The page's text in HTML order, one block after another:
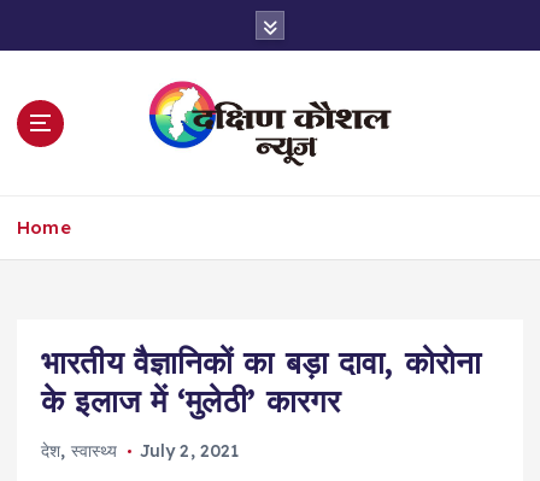
t
Home
भारतीय वैज्ञानिकों का बड़ा दावा, कोरोना
के इलाज में ‘मुलेठी’ कारगर
देश, स्वास्थ्य July 2, 2021